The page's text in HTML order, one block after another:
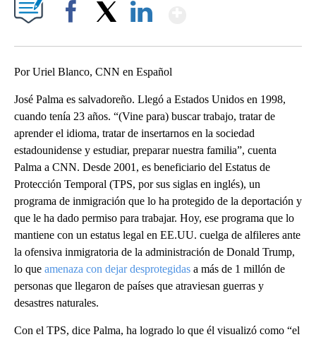
Por Uriel Blanco, CNN en Español
José Palma es salvadoreño. Llegó a Estados Unidos en 1998,
cuando tenía 23 años. “(Vine para) buscar trabajo, tratar de
aprender el idioma, tratar de insertarnos en la sociedad
estadounidense y estudiar, preparar nuestra familia”, cuenta
Palma a CNN. Desde 2001, es beneficiario del Estatus de
Protección Temporal (TPS, por sus siglas en inglés), un
programa de inmigración que lo ha protegido de la deportación y
que le ha dado permiso para trabajar. Hoy, ese programa que lo
mantiene con un estatus legal en EE.UU. cuelga de alfileres ante
la ofensiva inmigratoria de la administración de Donald Trump,
lo que amenaza con dejar desprotegidas a más de 1 millón de
personas que llegaron de países que atraviesan guerras y
desastres naturales.
Con el TPS, dice Palma, ha logrado lo que él visualizó como “el